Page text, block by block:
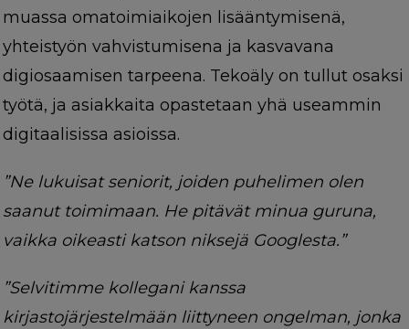
muassa omatoimiaikojen lisääntymisenä,
yhteistyön vahvistumisena ja kasvavana
digiosaamisen tarpeena. Tekoäly on tullut osaksi
työtä, ja asiakkaita opastetaan yhä useammin
digitaalisissa asioissa.
”Ne lukuisat seniorit, joiden puhelimen olen
saanut toimimaan. He pitävät minua guruna,
vaikka oikeasti katson niksejä Googlesta.”
”Selvitimme kollegani kanssa
kirjastojärjestelmään liittyneen ongelman, jonka